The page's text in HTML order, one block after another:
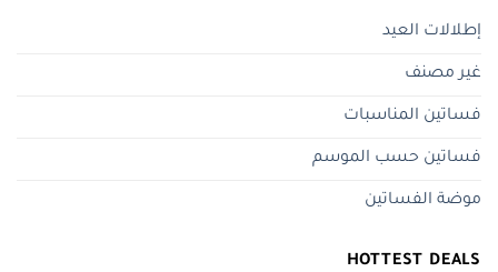
إطلالات العيد
غير مصنف
فساتين المناسبات
فساتين حسب الموسم
موضة الفساتين
HOTTEST DEALS